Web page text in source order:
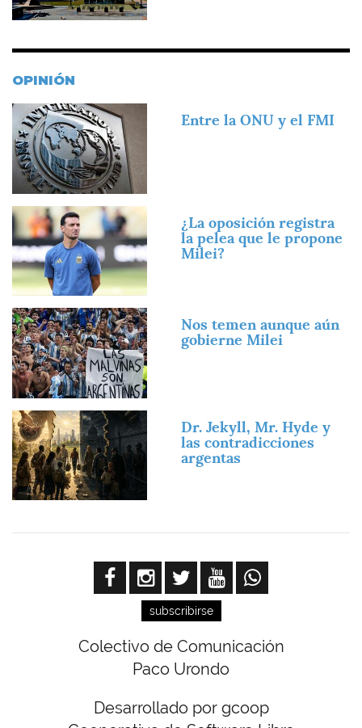
OPINIÓN
Imagen Entre la ONU y el FMI
Imagen
¿La oposición registra
la pelea que le propone
Milei?
Imagen
Nos temen aunque aún
gobierne Milei
Imagen
Dr. Jekyll, Mr. Hyde y
las contradicciones
argentas
subscribirse
Colectivo de Comunicación
Paco Urondo
Desarrollado por gcoop